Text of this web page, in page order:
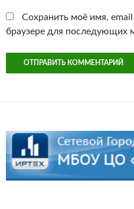
Сохранить моё имя,
браузере для последующих